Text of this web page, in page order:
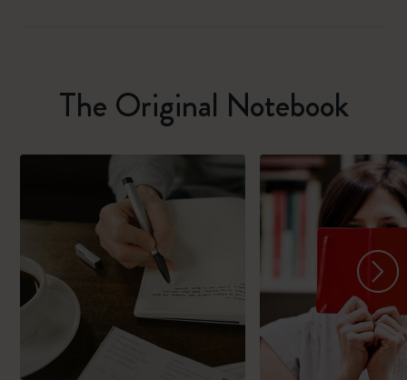
The Original Notebook